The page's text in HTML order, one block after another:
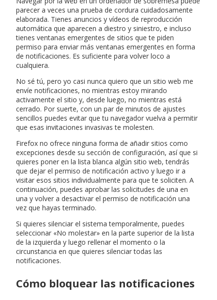
parecer a veces una prueba de cordura cuidadosamente
elaborada. Tienes anuncios y vídeos de reproducción
automática que aparecen a diestro y siniestro, e incluso
tienes ventanas emergentes de sitios que te piden
permiso para enviar más ventanas emergentes en forma
de notificaciones. Es suficiente para volver loco a
cualquiera.
No sé tú, pero yo casi nunca quiero que un sitio web me
envíe notificaciones, no mientras estoy mirando
activamente el sitio y, desde luego, no mientras está
cerrado. Por suerte, con un par de minutos de ajustes
sencillos puedes evitar que tu navegador vuelva a permitir
que esas invitaciones invasivas te molesten.
Firefox no ofrece ninguna forma de añadir sitios como
excepciones desde su sección de configuración, así que si
quieres poner en la lista blanca algún sitio web, tendrás
que dejar el permiso de notificación activo y luego ir a
visitar esos sitios individualmente para que te soliciten. A
continuación, puedes aprobar las solicitudes de una en
una y volver a desactivar el permiso de notificación una
vez que hayas terminado.
Si quieres silenciar el sistema temporalmente, puedes
seleccionar «No molestar» en la parte superior de la lista
de la izquierda y luego rellenar el momento o la
circunstancia en que quieres silenciar todas las
notificaciones.
Cómo bloquear las notificaciones